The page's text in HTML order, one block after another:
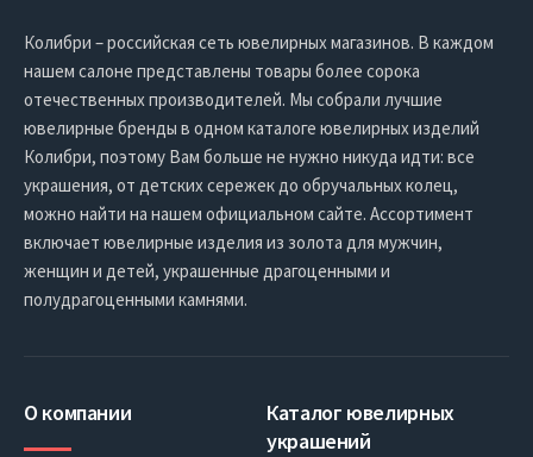
Колибри – российская сеть ювелирных магазинов. В каждом
нашем салоне представлены товары более сорока
отечественных производителей. Мы собрали лучшие
ювелирные бренды в одном каталоге ювелирных изделий
Колибри, поэтому Вам больше не нужно никуда идти: все
украшения, от детских сережек до обручальных колец,
можно найти на нашем официальном сайте. Ассортимент
включает ювелирные изделия из золота для мужчин,
женщин и детей, украшенные драгоценными и
полудрагоценными камнями.
О компании
Каталог ювелирных
украшений